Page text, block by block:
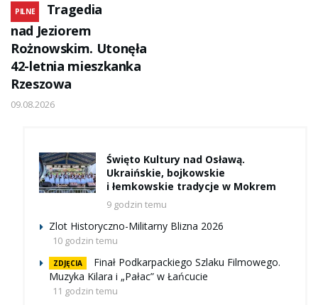
PILNE
Tragedia
nad Jeziorem
Rożnowskim. Utonęła
42-letnia mieszkanka
Rzeszowa
09.08.2026
Święto Kultury nad Osławą.
Ukraińskie, bojkowskie
i łemkowskie tradycje w Mokrem
9 godzin temu
Zlot Historyczno-Militarny Blizna 2026
10 godzin temu
ZDJĘCIA
Finał Podkarpackiego Szlaku Filmowego.
Muzyka Kilara i „Pałac” w Łańcucie
11 godzin temu